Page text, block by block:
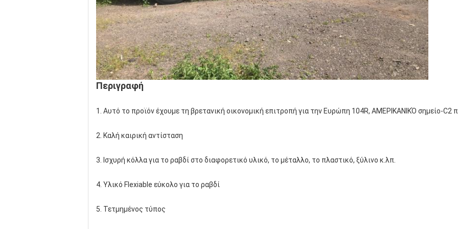
Περιγραφή
1. Αυτό το προϊόν έχουμε τη βρετανική οικονομική επιτροπή για την Ευρώπη 104R, ΑΜΕΡΙΚΑΝΙΚΌ σημείο-C2
2. Καλή καιρική αντίσταση
3. Ισχυρή κόλλα για το ραβδί στο διαφορετικό υλικό, το μέταλλο, το πλαστικό, ξύλινο κ.λπ.
4. Υλικό Flexiable εύκολο για το ραβδί
5. Τετμημένος τύπος